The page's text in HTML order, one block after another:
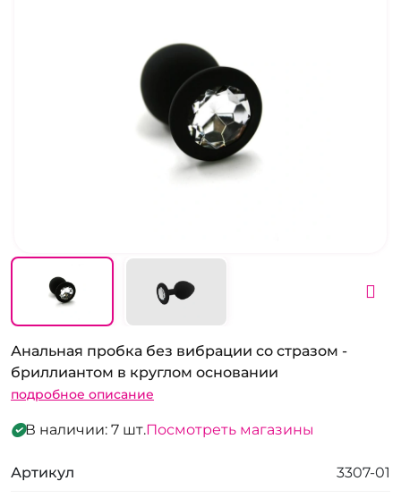
Анальная пробка без вибрации со стразом -
бриллиантом в круглом основании
подробное описание
В наличии: 7 шт.Посмотреть магазины
Артикул 3307-01